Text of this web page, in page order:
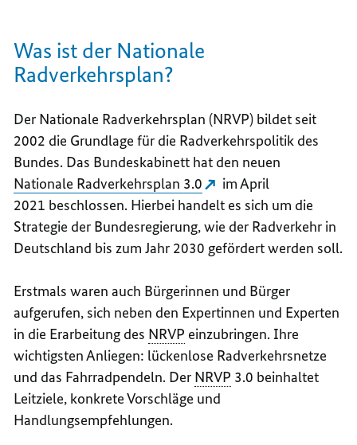
Was ist der Nationale
Radverkehrsplan?
Der Nationale Radverkehrsplan (NRVP) bildet seit
2002 die Grundlage für die Radverkehrspolitik des
Bundes. Das Bundeskabinett hat den neuen
Nationale Radverkehrsplan 3.0
im April
2021 beschlossen. Hierbei handelt es sich um die
Strategie der Bundesregierung, wie der Radverkehr in
Deutschland bis zum Jahr 2030 gefördert werden soll.
Erstmals waren auch Bürgerinnen und Bürger
aufgerufen, sich neben den Expertinnen und Experten
in die Erarbeitung des NRVP einzubringen. Ihre
wichtigsten Anliegen: lückenlose Radverkehrsnetze
und das Fahrradpendeln. Der NRVP 3.0 beinhaltet
Leitziele, konkrete Vorschläge und
Handlungsempfehlungen.